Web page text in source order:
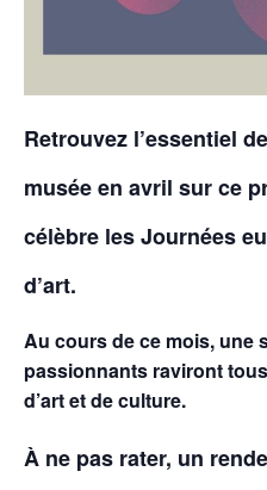
Retrouvez l’essentiel
musée en avril sur ce
célèbre les Journées
d’art.
Au cours de ce mois, une
passionnants raviront
d’art et de culture.
À ne pas rater, un